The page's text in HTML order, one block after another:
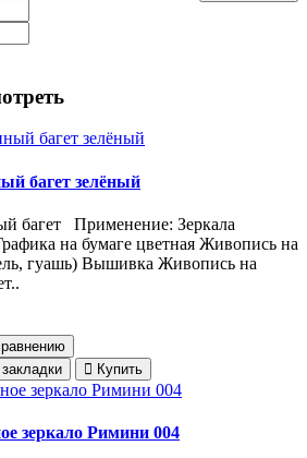
багет зелёный
багет Применение: Зеркала
на бумаге цветная Живопись на
гуашь) Вышивка Живопись на
Купить
зеркало Римини 004